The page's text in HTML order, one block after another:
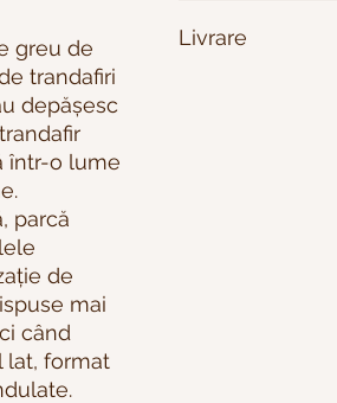
greu de
trandafiri
depășesc
într-o lume
parcă
de
mai
când
lat, format
✅Culoare : purpuriu
Livrare